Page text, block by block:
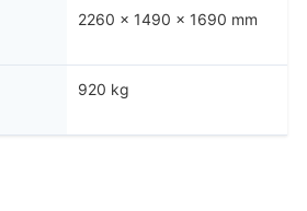
2260 × 1490 × 1690 mm
920 kg